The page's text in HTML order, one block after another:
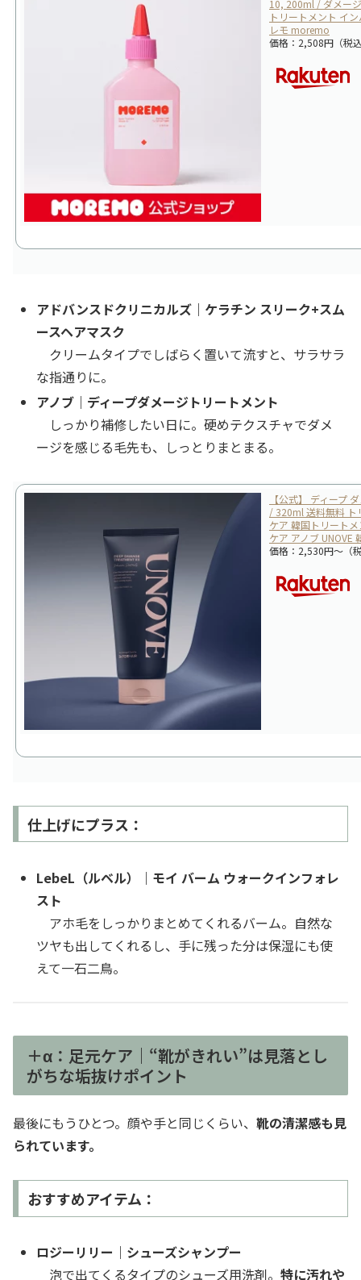
10, 200ml / ダメー
トリートメント イ
レモ moremo
価格：2,508円（税
アドバンスドクリニカルズ｜ケラチン スリーク+スム
ースヘアマスク
クリームタイプでしばらく置いて流すと、サラサラ
な指通りに。
アノブ｜ディープダメージトリートメント
しっかり補修したい日に。硬めテクスチャでダメ
ージを感じる毛先も、しっとりまとまる。
【公式】 ディープ
/ 320ml 送料無料 ト
ケア 韓国トリート
ケア アノブ UNOVE
価格：2,530円～（
仕上げにプラス：
LebeL（ルベル）｜モイ バーム ウォークインフォレ
スト
アホ毛をしっかりまとめてくれるバーム。自然な
ツヤも出してくれるし、手に残った分は保湿にも使
えて一石二鳥。
＋α：足元ケア｜“靴がきれい”は見落とし
がちな垢抜けポイント
最後にもうひとつ。顔や手と同じくらい、 靴の清潔感も見
られています。
おすすめアイテム：
ロジーリリー｜シューズシャンプー
泡で出てくるタイプのシューズ用洗剤。特に汚れや